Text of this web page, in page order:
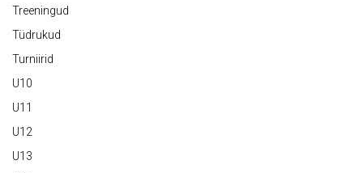
Treeningud
Tüdrukud
Turniirid
U10
U11
U12
U13